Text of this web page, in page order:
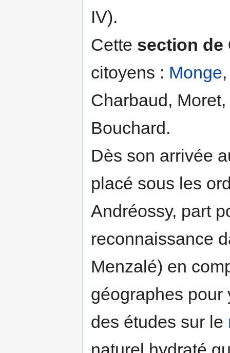
IV).
Cette section de
citoyens : Monge
Charbaud,
Bouchard.
Dès son arrivée
placé sous les
Andréossy, part
reconnaissance
Menzalé) en
géographes pour
des études sur le